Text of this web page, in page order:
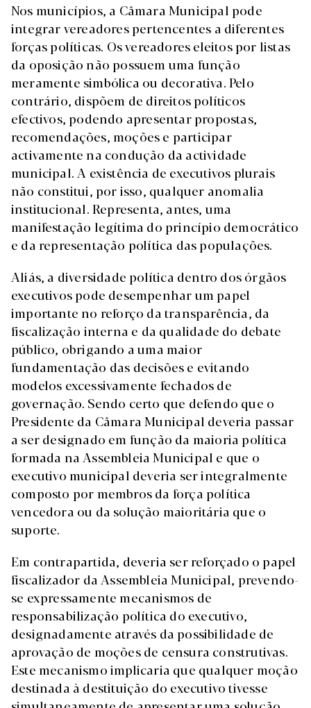
Nos municípios, a Câmara Municipal pode
integrar vereadores pertencentes a diferentes
forças políticas. Os vereadores eleitos por listas
da oposição não possuem uma função
meramente simbólica ou decorativa. Pelo
contrário, dispõem de direitos políticos
efectivos, podendo apresentar propostas,
recomendações, moções e participar
activamente na condução da actividade
municipal. A existência de executivos plurais
não constitui, por isso, qualquer anomalia
institucional. Representa, antes, uma
manifestação legítima do princípio democrático
e da representação política das populações.
Aliás, a diversidade política dentro dos órgãos
executivos pode desempenhar um papel
importante no reforço da transparência, da
fiscalização interna e da qualidade do debate
público, obrigando a uma maior
fundamentação das decisões e evitando
modelos excessivamente fechados de
governação. Sendo certo que defendo que o
Presidente da Câmara Municipal deveria passar
a ser designado em função da maioria política
formada na Assembleia Municipal e que o
executivo municipal deveria ser integralmente
composto por membros da força política
vencedora ou da solução maioritária que o
suporte.
Em contrapartida, deveria ser reforçado o papel
fiscalizador da Assembleia Municipal, prevendo-
se expressamente mecanismos de
responsabilização política do executivo,
designadamente através da possibilidade de
aprovação de moções de censura construtivas.
Este mecanismo implicaria que qualquer moção
destinada à destituição do executivo tivesse